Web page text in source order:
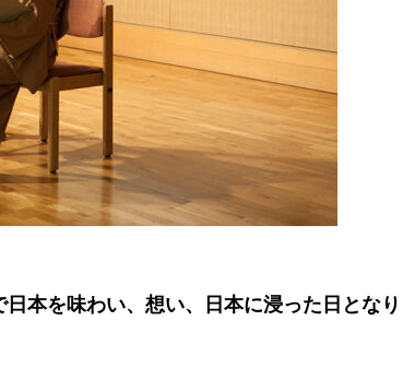
本を味わい、想い、日本に浸った日となり